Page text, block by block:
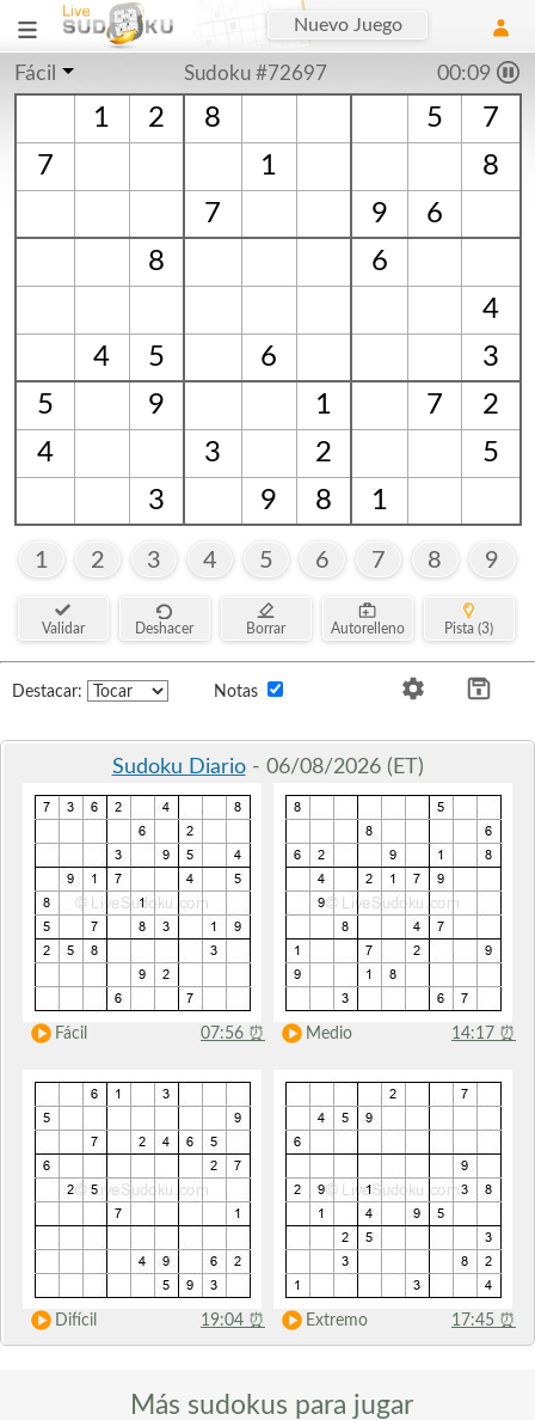
Nuevo Juego
Fácil Sudoku #72697 00:09
1 2 8 5
7
7
1
8
7
9
6
8
6
4
4
5 6
3
5
9 1 7
2
4
3 2
5
3
9 8 1
1 2 3 4 5 6 7 8 9
Validar Deshacer Borrar Autorelleno Pista (3)
Destacar: Notas
Sudoku Diario- 06/08/2026 (ET)
Fácil 07:56 ⏰ Medio 14:17 ⏰
Difícil 19:04 ⏰ Extremo 17:45 ⏰
Más sudokus para jugar